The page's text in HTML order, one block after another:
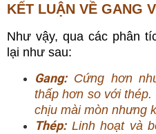
KẾT LUẬN VỀ GANG
Như vậy, qua các phân
lại như sau:
Gang:Cứng hơn
thấp hơn so với
chịu mài mòn nhưng
Thép:Linh hoạt và